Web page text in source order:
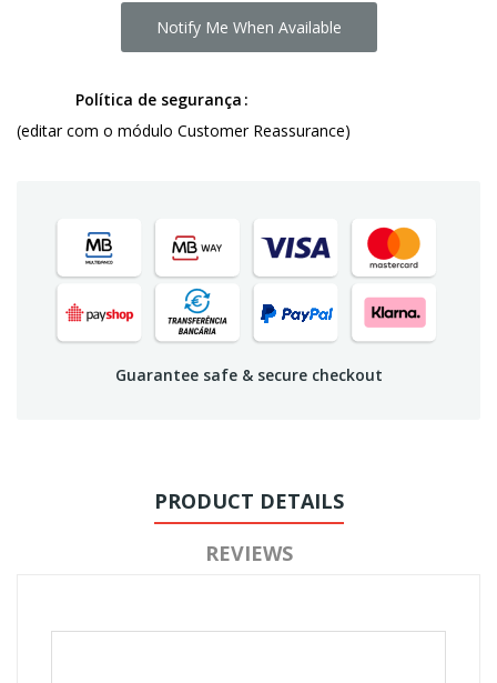
Notify Me When Available
Política de segurança
(editar com o módulo Customer Reassurance)
Guarantee safe & secure checkout
PRODUCT DETAILS
REVIEWS